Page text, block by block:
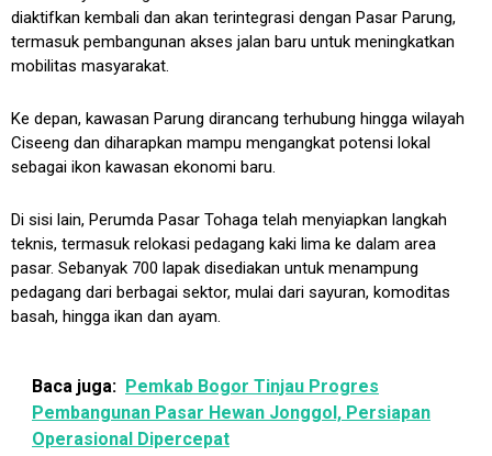
diaktifkan kembali dan akan terintegrasi dengan Pasar Parung,
termasuk pembangunan akses jalan baru untuk meningkatkan
mobilitas masyarakat.
Ke depan, kawasan Parung dirancang terhubung hingga wilayah
Ciseeng dan diharapkan mampu mengangkat potensi lokal
sebagai ikon kawasan ekonomi baru.
Di sisi lain, Perumda Pasar Tohaga telah menyiapkan langkah
teknis, termasuk relokasi pedagang kaki lima ke dalam area
pasar. Sebanyak 700 lapak disediakan untuk menampung
pedagang dari berbagai sektor, mulai dari sayuran, komoditas
basah, hingga ikan dan ayam.
Baca juga: Pemkab Bogor Tinjau Progres
Pembangunan Pasar Hewan Jonggol, Persiapan
Operasional Dipercepat